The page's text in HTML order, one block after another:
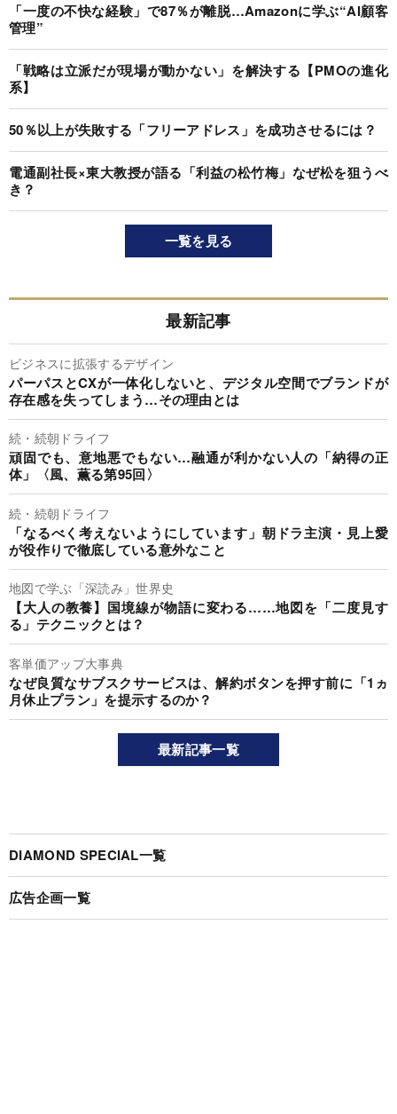
「一度の不快な経験」で87％が離脱…Amazonに学ぶ“AI顧客
管理”
「戦略は立派だが現場が動かない」を解決する【PMOの進化
系】
50％以上が失敗する「フリーアドレス」を成功させるには？
電通副社長×東大教授が語る「利益の松竹梅」なぜ松を狙うべ
き？
一覧を見る
最新記事
ビジネスに拡張するデザイン
パーパスとCXが一体化しないと、デジタル空間でブランドが
存在感を失ってしまう…その理由とは
続・続朝ドライフ
頑固でも、意地悪でもない…融通が利かない人の「納得の正
体」〈風、薫る第95回〉
続・続朝ドライフ
「なるべく考えないようにしています」朝ドラ主演・見上愛
が役作りで徹底している意外なこと
地図で学ぶ「深読み」世界史
【大人の教養】国境線が物語に変わる……地図を「二度見す
る」テクニックとは？
客単価アップ大事典
なぜ良質なサブスクサービスは、解約ボタンを押す前に「1ヵ
月休止プラン」を提示するのか？
最新記事一覧
DIAMOND SPECIAL一覧
広告企画一覧